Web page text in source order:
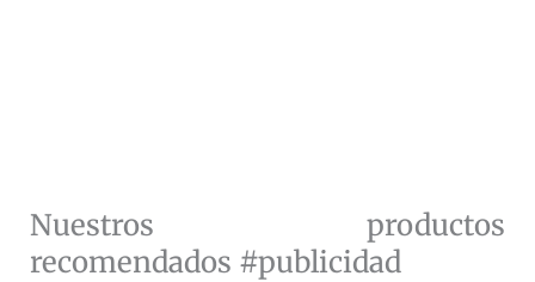
Nuestros productos
recomendados #publicidad